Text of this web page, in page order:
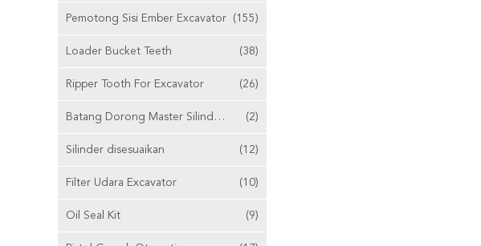
Pemotong Sisi Ember Excavator (155)
Loader Bucket Teeth (38)
Ripper Tooth For Excavator (26)
Batang Dorong Master Silinder Yang Dapat Disesuaikan (2)
Silinder disesuaikan (12)
Filter Udara Excavator (10)
Oil Seal Kit (9)